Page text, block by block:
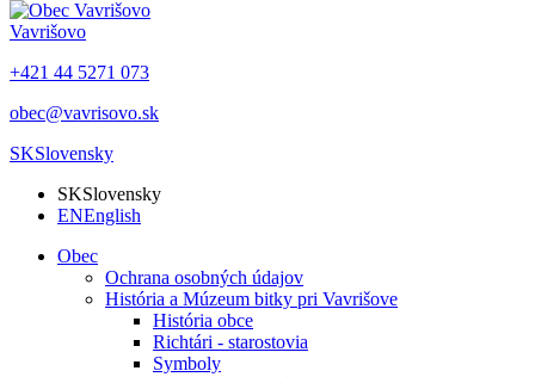
Vavrišovo
+421 44 5271 073
obec@vavrisovo.sk
SKSlovensky
SKSlovensky
ENEnglish
Obec
Ochrana osobných údajov
História a Múzeum bitky pri Vavrišove
História obce
Richtári - starostovia
Symboly